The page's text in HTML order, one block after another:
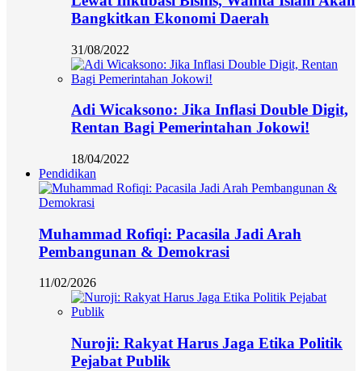
Bangkitkan Ekonomi Daerah
31/08/2022
Adi Wicaksono: Jika Inflasi Double Digit,
Rentan Bagi Pemerintahan Jokowi!
18/04/2022
Pendidikan
Muhammad Rofiqi: Pacasila Jadi Arah
Pembangunan & Demokrasi
11/02/2026
Nuroji: Rakyat Harus Jaga Etika Politik
Pejabat Publik